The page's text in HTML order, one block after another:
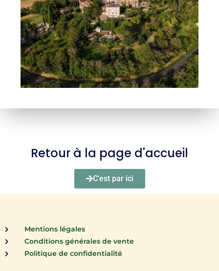
Retour à la page d'accueil
C'est par ici
Mentions légales
Conditions générales de vente
Politique de confidentialité